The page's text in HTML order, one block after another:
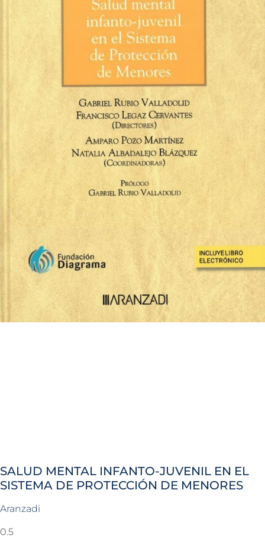
SALUD MENTAL INFANTO-JUVENIL EN EL
SISTEMA DE PROTECCIÓN DE MENORES
Aranzadi